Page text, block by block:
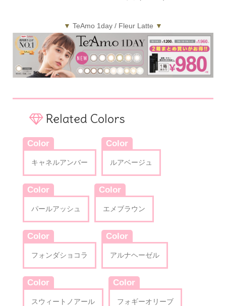
▼ TeAmo 1day / Fleur Latte ▼
Related Colors
Color
キャネルアンバー
Color
ルアベージュ
Color
パールアッシュ
Color
エメブラウン
Color
フォンダショコラ
Color
アルナヘーゼル
Color
スウィートノアール
Color
フォギーオリーブ